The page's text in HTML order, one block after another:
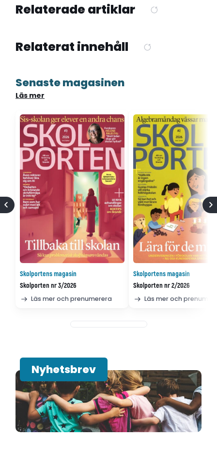
Relaterade artiklar
Relaterat innehåll
Senaste magasinen
Läs mer
Skolportens magasin
Skolporten nr 3/2026
Läs mer och prenumerera
Skolportens magasin
Skolporten nr 2/2026
Läs mer och
Nyhetsbrev